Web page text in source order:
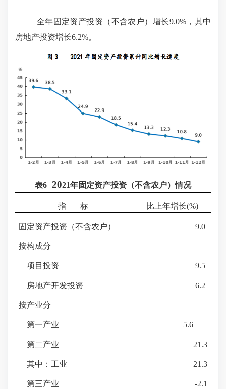
全年固定资产投资（不含农户）增长9.0%，其中
房地产投资增长6.2%。
表6 2021年固定资产投资（不含农户）情况
指 标 比上年增长(%)
固定资产投资（不含农户） 9.0
按构成分
项目投资 9.5
房地产开发投资 6.2
按产业分
第一产业 5.6
第二产业 21.3
其中：工业 21.3
第三产业 -2.1